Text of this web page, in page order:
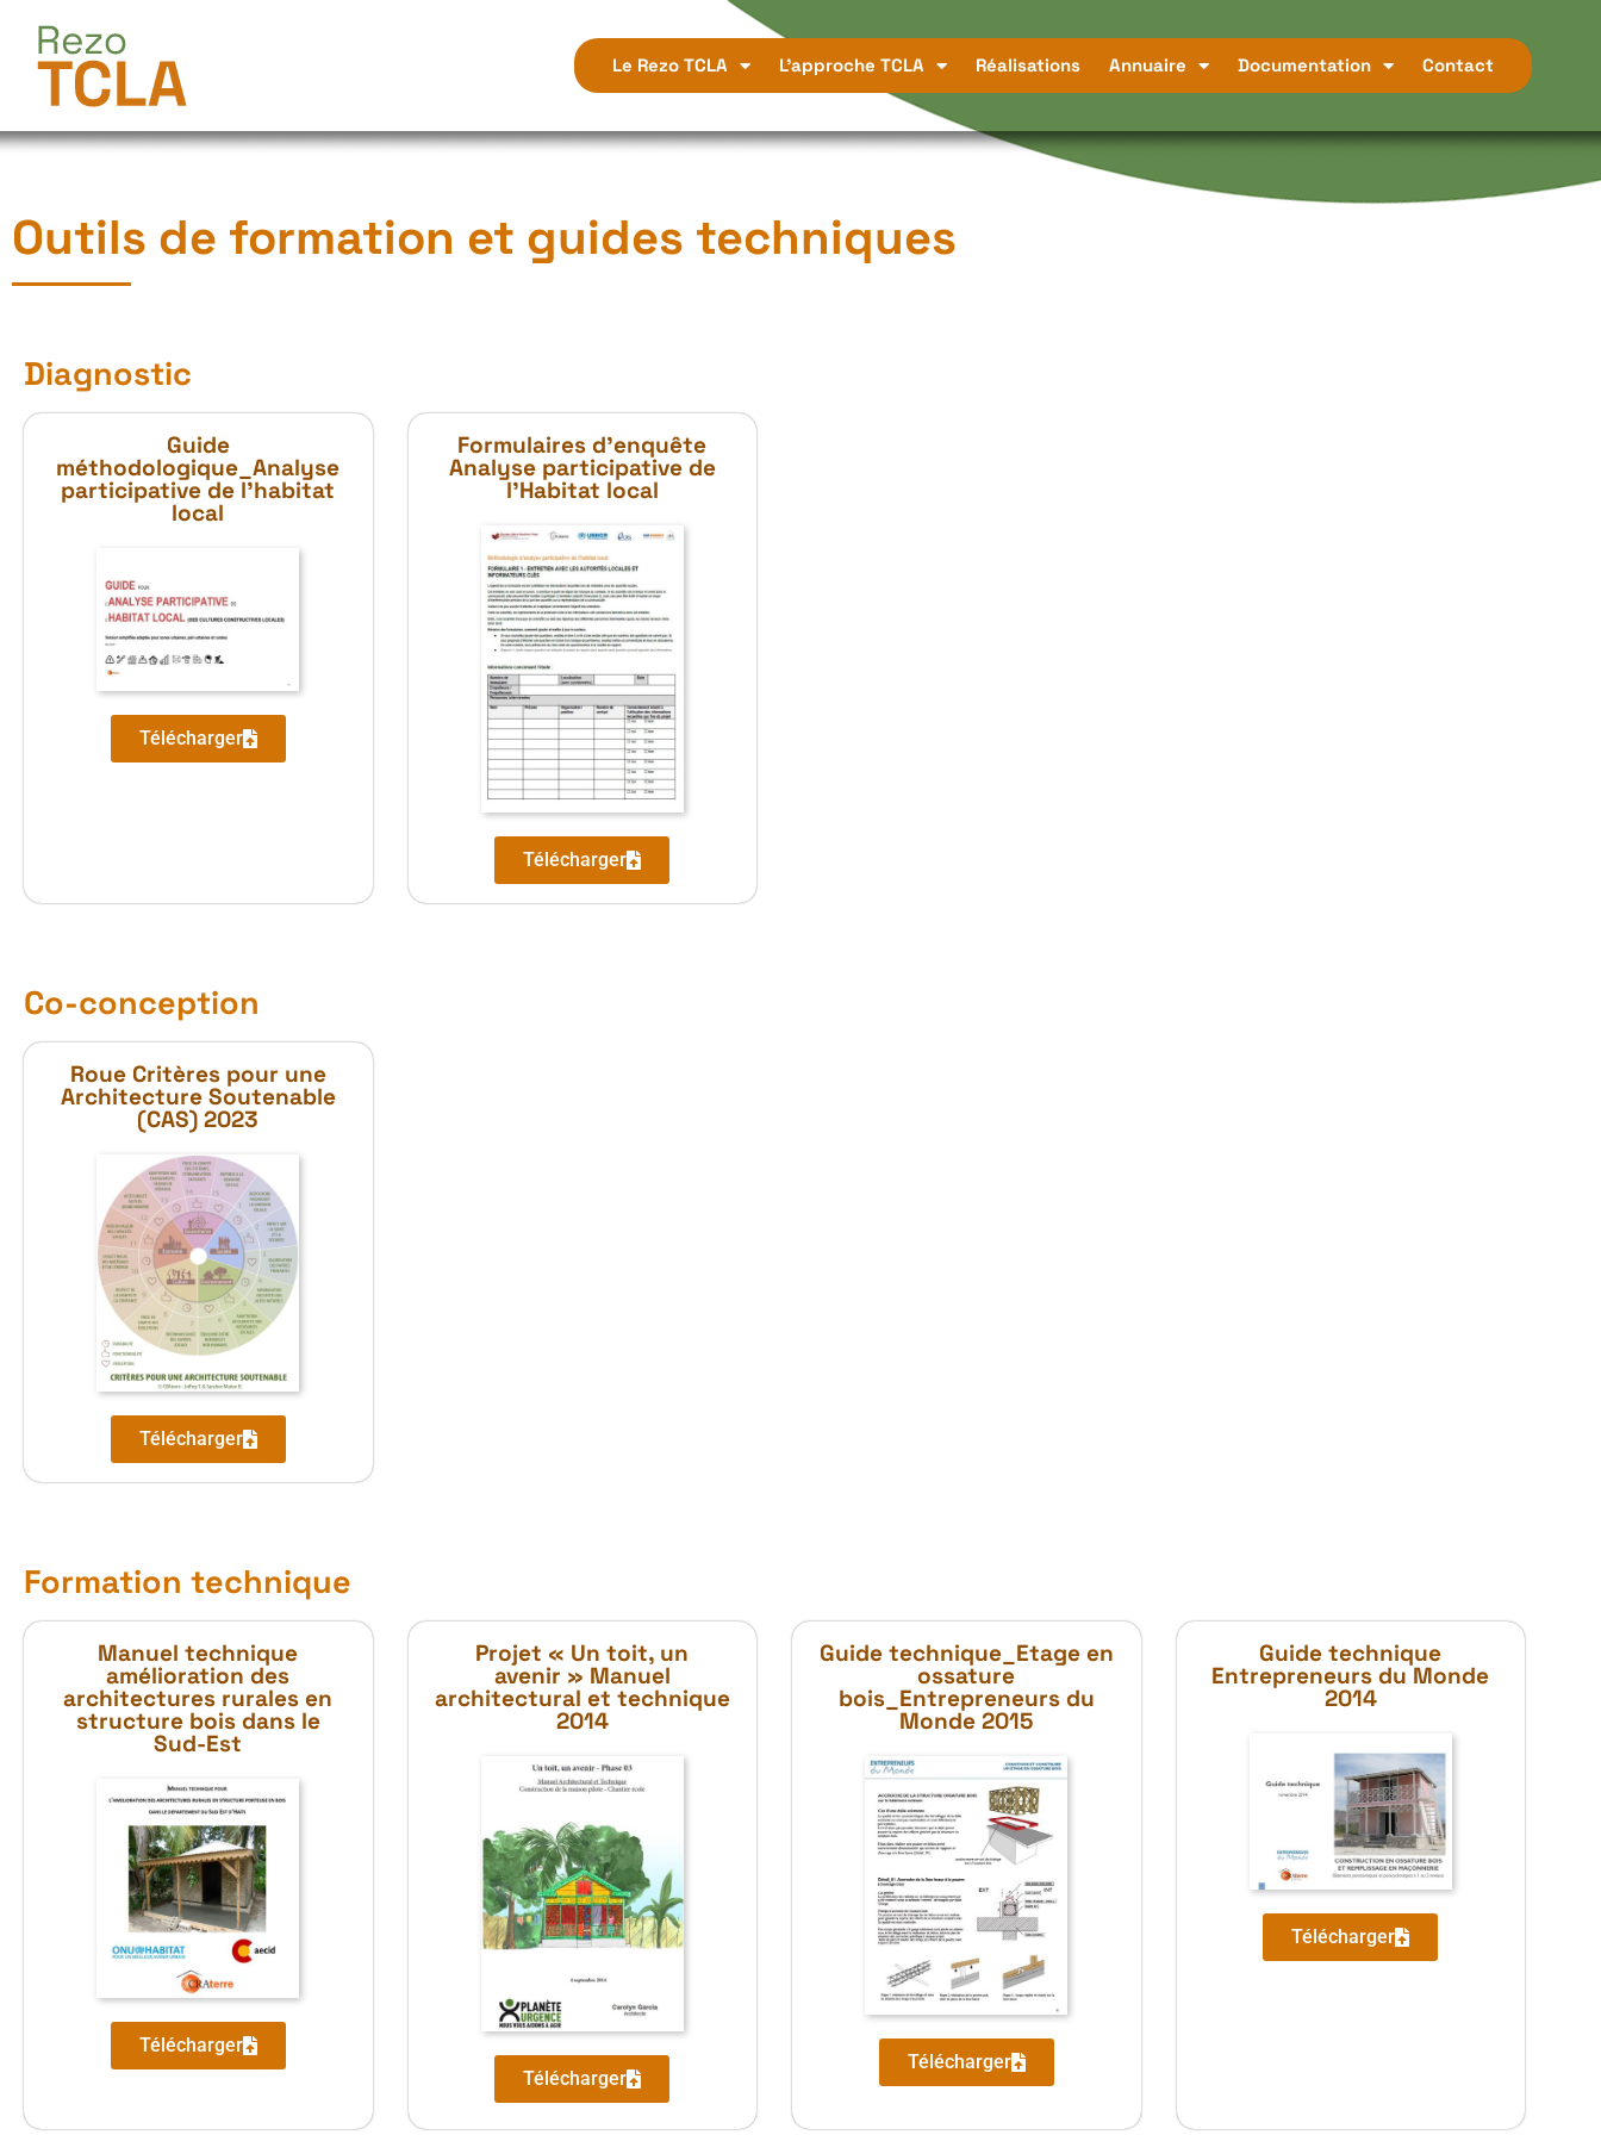
Le Rezo TCLA L’approche TCLA Réalisations Annuaire Documentation Contact
Outils de formation et guides techniques
Diagnostic
Guide
méthodologique_Analyse
participative de l’habitat
local
Télécharger
Formulaires d’enquête
Analyse participative de
l’Habitat local
Télécharger
Co-conception
Roue Critères pour une
Architecture Soutenable
(CAS) 2023
Télécharger
Formation technique
Manuel technique
amélioration des
architectures rurales en
structure bois dans le
Sud-Est
Télécharger
Projet « Un toit, un
avenir » Manuel
architectural et technique
2014
Télécharger
Guide technique_Etage en
ossature
bois_Entrepreneurs du
Monde 2015
Télécharger
Guide technique
Entrepreneurs du Monde
2014
Télécharger